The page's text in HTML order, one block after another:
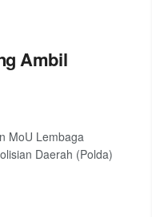
Ambil
MoU Lembaga
Daerah (Polda)